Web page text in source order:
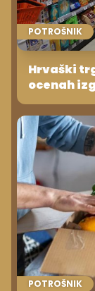
POTROŠNIK
Hrvaški
ocenah
evrov
POTROŠNIK